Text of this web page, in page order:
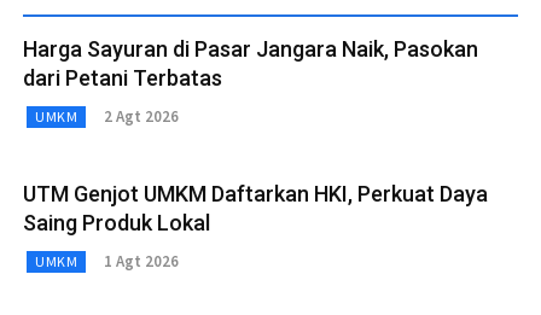
Harga Sayuran di Pasar Jangara Naik, Pasokan
dari Petani Terbatas
UMKM 2 Agt 2026
UTM Genjot UMKM Daftarkan HKI, Perkuat Daya
Saing Produk Lokal
UMKM 1 Agt 2026